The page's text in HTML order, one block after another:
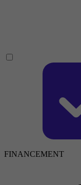
FINANCEMENT